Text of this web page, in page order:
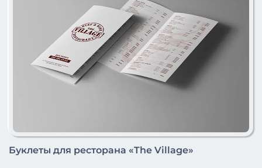
Буклеты для ресторана «The Village»